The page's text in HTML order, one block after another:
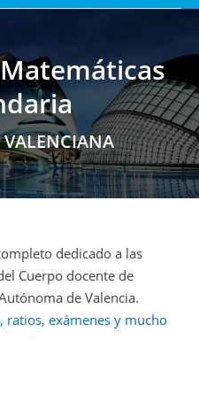
aquí:
dedicado a las
Cuerpo docente de
de Valencia.
ratios, exámenes y mucho